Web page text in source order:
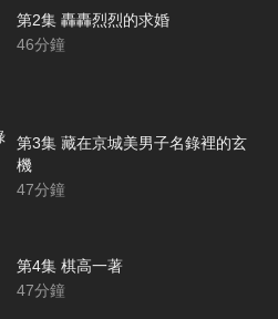
第2集 轟轟烈烈的求婚
46分鐘
第3集 藏在京城美男子名錄裡的玄
機
47分鐘
第4集 棋高一著
47分鐘